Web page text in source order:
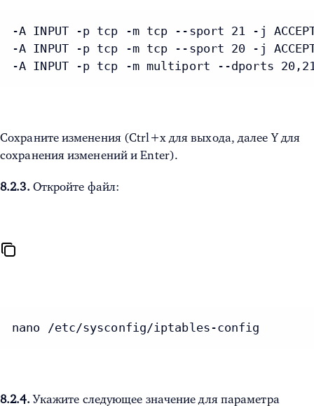
-A INPUT -p tcp -m tcp --sport 21 -j
-A INPUT -p tcp -m tcp --sport 20 -j
-A INPUT -p tcp -m multiport --dports
Сохраните изменения (Ctrl+x для выхода, далее Y для
сохранения изменений и Enter).
8.2.3. Откройте файл:
nano /etc/sysconfig/iptables-config
8.2.4. Укажите следующее значение для параметра